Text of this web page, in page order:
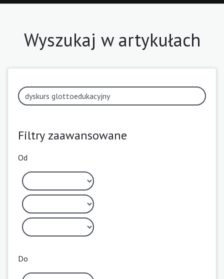
Wyszukaj w artykułach
Filtry zaawansowane
Od
Do